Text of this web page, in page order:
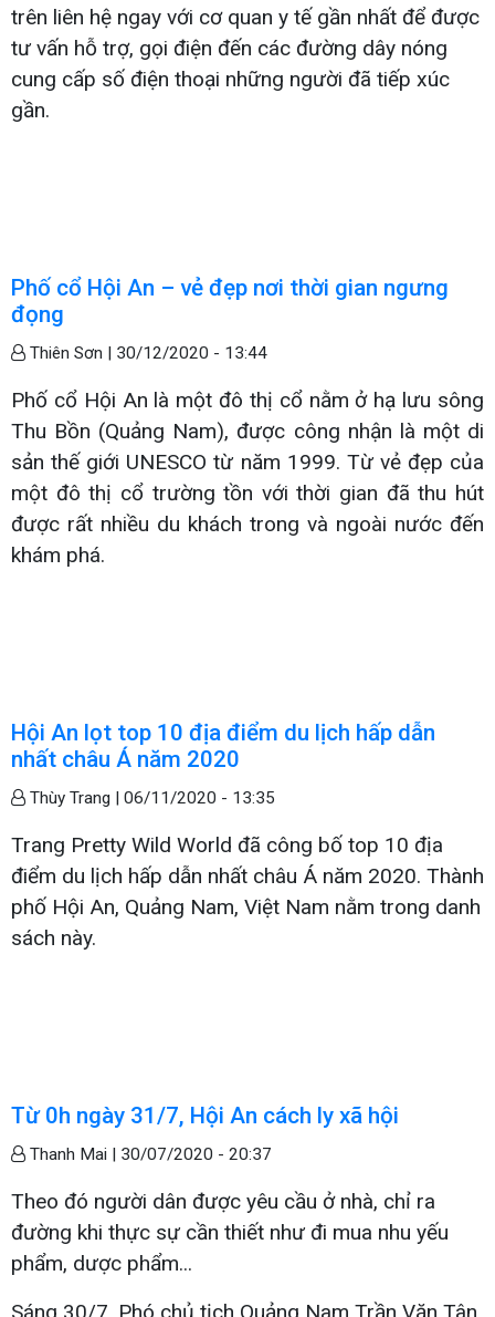
trên liên hệ ngay với cơ quan y tế gần nhất để được
tư vấn hỗ trợ, gọi điện đến các đường dây nóng
cung cấp số điện thoại những người đã tiếp xúc
gần.
Phố cổ Hội An – vẻ đẹp nơi thời gian ngưng
đọng
Thiên Sơn | 30/12/2020 - 13:44
Phố cổ Hội An là một đô thị cổ nằm ở hạ lưu sông
Thu Bồn (Quảng Nam), được công nhận là một di
sản thế giới UNESCO từ năm 1999. Từ vẻ đẹp của
một đô thị cổ trường tồn với thời gian đã thu hút
được rất nhiều du khách trong và ngoài nước đến
khám phá.
Hội An lọt top 10 địa điểm du lịch hấp dẫn
nhất châu Á năm 2020
Thùy Trang | 06/11/2020 - 13:35
Trang Pretty Wild World đã công bố top 10 địa
điểm du lịch hấp dẫn nhất châu Á năm 2020. Thành
phố Hội An, Quảng Nam, Việt Nam nằm trong danh
sách này.
Từ 0h ngày 31/7, Hội An cách ly xã hội
Thanh Mai | 30/07/2020 - 20:37
Theo đó người dân được yêu cầu ở nhà, chỉ ra
đường khi thực sự cần thiết như đi mua nhu yếu
phẩm, dược phẩm...
Sáng 30/7, Phó chủ tịch Quảng Nam Trần Văn Tân